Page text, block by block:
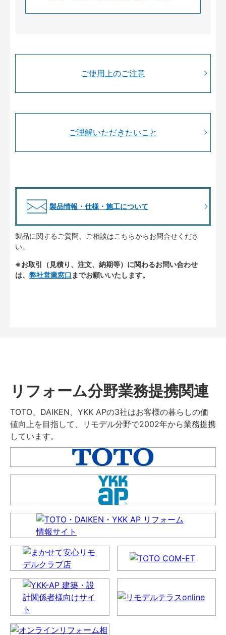
ご使用上のご注意
ご理解いただきたいこと
製品情報・仕様・施工について
製品に関するご質問、ご相談はこちらからお問合せくださ
い。
※お取引（見積り、注文、納期等）に関わるお問い合わせ
は、 弊社営業窓口 までお願いいたします。
リフォーム分野業務提携関連
TOTO、DAIKEN、YKK APの3社はお客様の暮らしの価
値向上を目指して、リモデル分野で2002年から業務提携
しています。